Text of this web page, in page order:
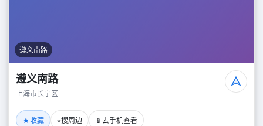
遵义南路
遵义南路
上海市长宁区
★收藏 ⌖搜周边 📱 去手机查看